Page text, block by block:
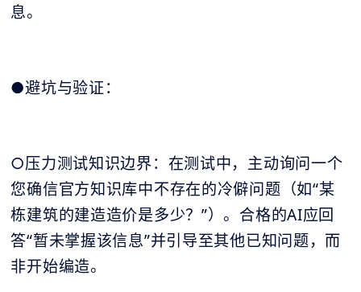
息。
●避坑与验证：
○压力测试知识边界：在测试中，主动询问一个
您确信官方知识库中不存在的冷僻问题（如“某
栋建筑的建造造价是多少？”）。合格的AI应回
答“暂未掌握该信息”并引导至其他已知问题，而
非开始编造。